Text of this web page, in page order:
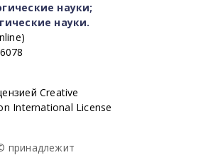
науки;
науки.
Creative
International License
принадлежит